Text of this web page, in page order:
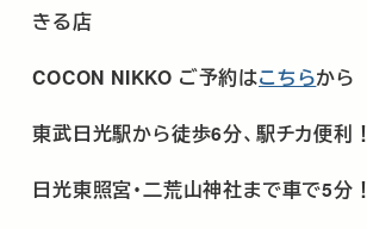
きる店
COCON NIKKO ご予約はこちらから
東武日光駅から徒歩6分、駅チカ便利！
日光東照宮･二荒山神社まで車で5分！